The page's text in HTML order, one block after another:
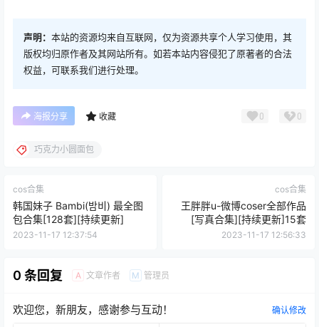
声明： 本站的资源均来自互联网，仅为资源共享个人学习使用，其
版权均归原作者及其网站所有。如若本站内容侵犯了原著者的合法
权益，可联系我们进行处理。
海报分享 收藏 0 0
巧克力小圆面包
cos合集
韩国妹子 Bambi(밤비) 最全图
包合集[128套][持续更新]
2023-11-17 12:37:54
cos合集
王胖胖u-微博coser全部作品
[写真合集][持续更新]15套
2023-11-17 12:56:33
0 条回复 A 文章作者 M 管理员
欢迎您，新朋友，感谢参与互动！ 确认修改